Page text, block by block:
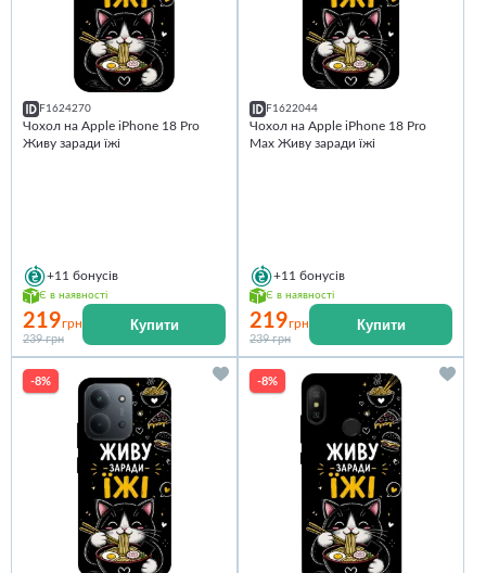
F1624270
Чохол на Apple iPhone 18 Pro
Живу заради їжі
+11 бонусів
Є в наявності
219грн
239 грн
Купити
F1622044
Чохол на Apple iPhone 18 Pro
Max Живу заради їжі
+11 бонусів
Є в наявності
219грн
239 грн
Купити
-8% -8%